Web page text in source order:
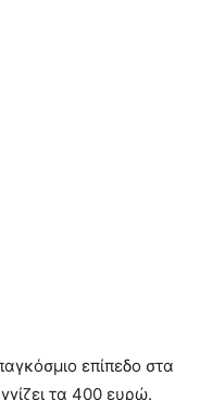
επίπεδο στα
τα 400 ευρώ.